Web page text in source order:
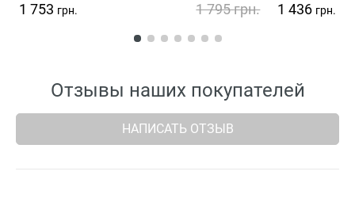
1 753 грн. 1 795грн. 1 436 грн.
Отзывы наших покупателей
НАПИСАТЬ ОТЗЫВ